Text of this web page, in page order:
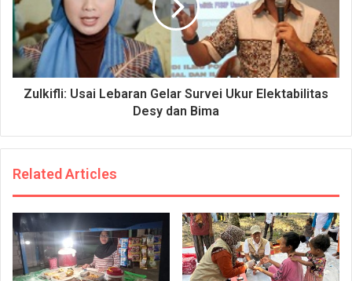
Zulkifli: Usai Lebaran Gelar Survei Ukur Elektabilitas
Desy dan Bima
Related Articles